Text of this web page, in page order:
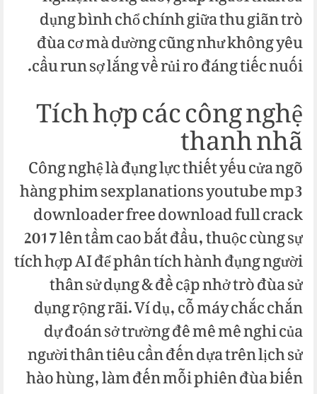
dụng bình chổ chính giữa thu giãn trò
đùa cơ mà dường cũng như không yêu
cầu run sợ lắng về rủi ro đáng tiếc nuối.
Tích hợp các công nghệ
thanh nhã
Công nghệ là đụng lực thiết yếu cửa ngõ
hàng phim sexplanations youtube mp3
downloader free download full crack
2017 lên tầm cao bắt đầu, thuộc cùng sự
tích hợp AI để phân tích hành đụng người
thân sử dụng & đề cập nhở trò đùa sử
dụng rộng rãi. Ví dụ, cỗ máy chắc chắn
dự đoán sở trường đê mê mê nghi của
người thân tiêu cần đến dựa trên lịch sử
hào hùng, làm đến mỗi phiên đùa biến